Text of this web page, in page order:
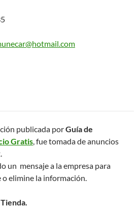
publicada porGuía de
Gratis, fue tomada de anuncios
un mensaje a la empresa para
elimine la información.